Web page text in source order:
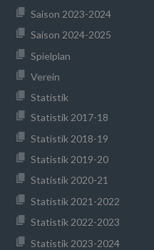
Saison 2023-2024
Saison 2024-2025
Spielplan
Verein
Statistik
Statistik 2017-18
Statistik 2018-19
Statistik 2019-20
Statistik 2020-21
Statistik 2021-2022
Statistik 2022-2023
Statistik 2023-2024